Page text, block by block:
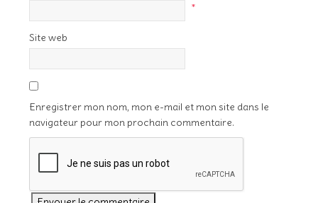
*
Site web
Enregistrer mon nom, mon e-mail et mon site dans le
navigateur pour mon prochain commentaire.